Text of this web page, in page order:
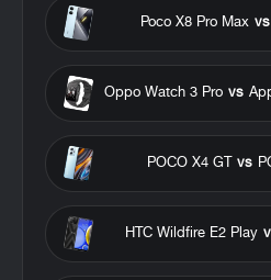
vs
Poco X8 Pro Max
vs
Oppo Watch 3 Pro
vs
POCO X4 GT
HTC Wildfire E2 Play